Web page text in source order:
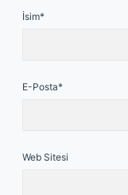
İsim*
E-Posta*
Web Sitesi